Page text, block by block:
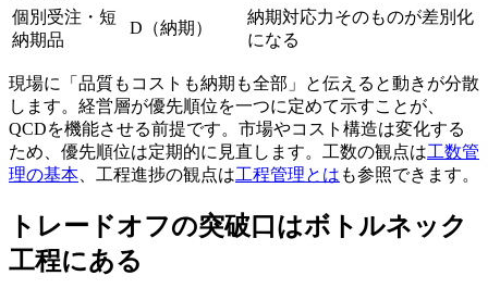
個別受注・短
納期品
D（納期）
納期対応力そのものが差別化
になる
現場に「品質もコストも納期も全部」と伝えると動きが分散
します。経営層が優先順位を一つに定めて示すことが、
QCDを機能させる前提です。市場やコスト構造は変化する
ため、優先順位は定期的に見直します。工数の観点は工数管
理の基本 、工程進捗の観点は工程管理とは も参照できます。
トレードオフの突破口はボトルネック
工程にある